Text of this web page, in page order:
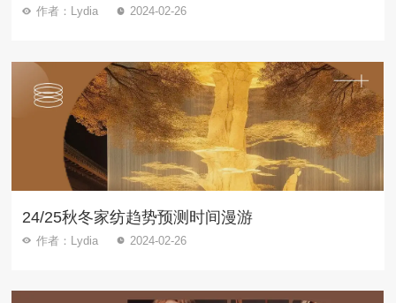
作者：Lydia 2024-02-26
24/25秋冬家纺趋势预测时间漫游
作者：Lydia 2024-02-26